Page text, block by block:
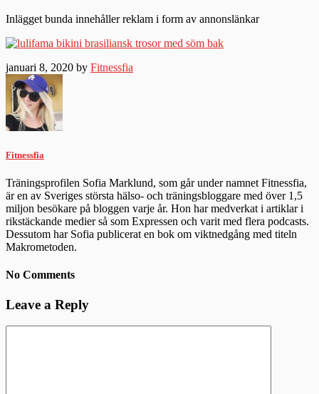
Inlägget bunda innehåller reklam i form av annonslänkar
januari 8, 2020 by Fitnessfia
Fitnessfia
Träningsprofilen Sofia Marklund, som går under namnet Fitnessfia,
är en av Sveriges största hälso- och träningsbloggare med över 1,5
miljon besökare på bloggen varje år. Hon har medverkat i artiklar i
rikstäckande medier så som Expressen och varit med flera podcasts.
Dessutom har Sofia publicerat en bok om viktnedgång med titeln
Makrometoden.
No Comments
Leave a Reply